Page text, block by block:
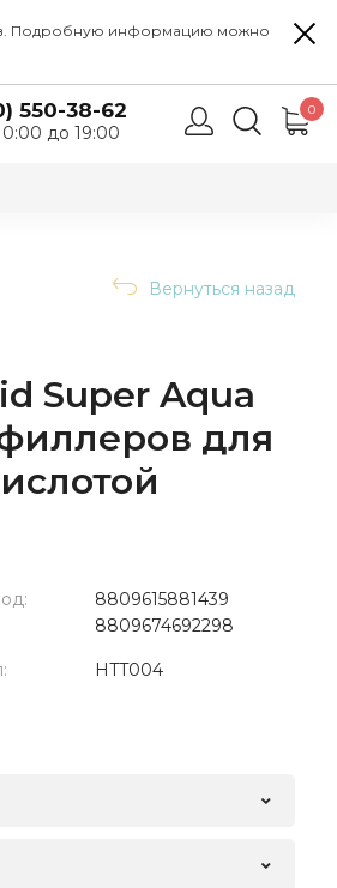
Подробную информацию можно
550-38-62
до 19:00
0
Вернуться назад
Super Aqua
для
8809615881439
8809674692298
HTT004